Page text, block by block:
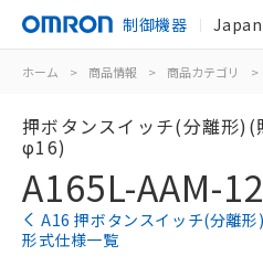
制御機器 Japan
ホーム > 商品情報 > 商品カテゴリ >
押ボタンスイッチ(分離形
φ16)
A165L-AAM-
A16 押ボタンスイッチ(分離
形式仕様一覧